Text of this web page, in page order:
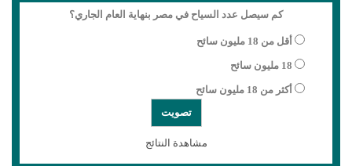
كم سيصل عدد السياح في مصر بنهاية العام الجاري؟
أقل من 18 مليون سائح
18 مليون سائح
أكثر من 18 مليون سائح
مشاهدة النتائج